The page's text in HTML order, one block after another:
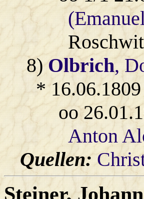
8)Olbrich,
*
oo
Anton
Quellen:
Steiner,